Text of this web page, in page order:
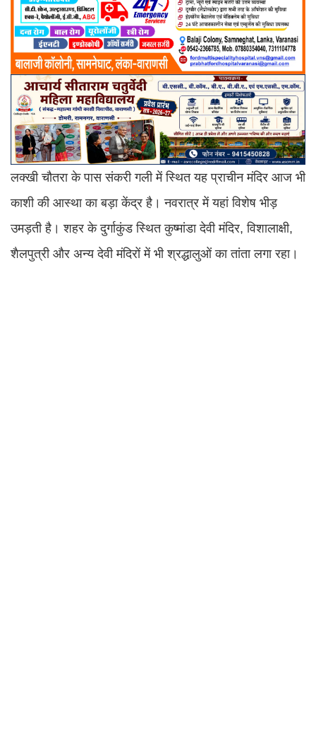
लक्खी चौतरा के पास संकरी गली में स्थित यह प्राचीन मंदिर आज भी
काशी की आस्था का बड़ा केंद्र है। नवरात्र में यहां विशेष भीड़
उमड़ती है। शहर के दुर्गाकुंड स्थित कुष्मांडा देवी मंदिर, विशालाक्षी,
शैलपुत्री और अन्य देवी मंदिरों में भी श्रद्धालुओं का तांता लगा रहा।